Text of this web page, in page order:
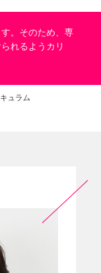
。そのため、専
れるようカリ
ュラム